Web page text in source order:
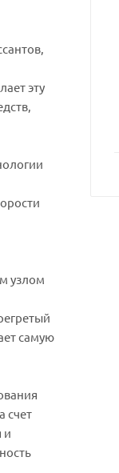
эту
узлом
самую
счет
и